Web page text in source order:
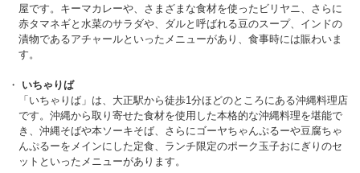
屋です。キーマカレーや、さまざまな食材を使ったビリヤニ、さらに
赤タマネギと水菜のサラダや、ダルと呼ばれる豆のスープ、インドの
漬物であるアチャールといったメニューがあり、食事時には賑わいま
す。
いちゃりば
「いちゃりば」は、大正駅から徒歩1分ほどのところにある沖縄料理店
です。沖縄から取り寄せた食材を使用した本格的な沖縄料理を堪能で
き、沖縄そばや本ソーキそば、さらにゴーヤちゃんぷるーや豆腐ちゃ
んぷるーをメインにした定食、ランチ限定のポーク玉子おにぎりのセ
ットといったメニューがあります。